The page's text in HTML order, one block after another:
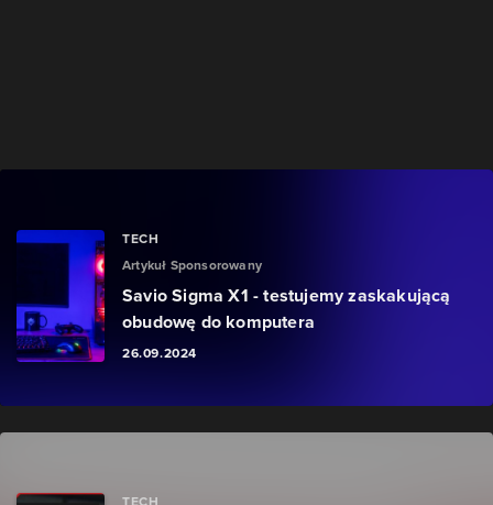
TECH
Artykuł Sponsorowany
Savio Sigma X1 - testujemy zaskakującą
obudowę do komputera
26.09.2024